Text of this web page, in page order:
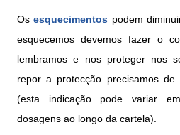
Osesquecimentos podem
esquecemos devemos fazer o
lembramos e nos proteger nos
repor a protecção precisamos
(esta indicação pode variar
dosagens ao longo da cartela).